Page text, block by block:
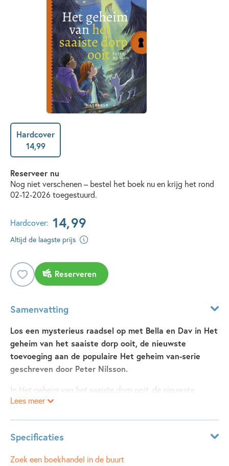
Hardcover
14,99
Reserveer nu
Nog niet verschenen – bestel het boek nu en krijg het rond
02-12-2026 toegestuurd.
Hardcover: 14,99
Altijd de laagste prijs
Reserveren
Samenvatting
Los een mysterieus raadsel op met Bella en Dav in Het
geheim van het saaiste dorp ooit, de nieuwste
toevoeging aan de populaire Het geheim van-serie
geschreven door Peter Nilsson.
In Het geheim van het saaiste dorp ooit , de nieuwste
toevoeging van Peter Nilsson aan de populaire Het geheim
Dav ontdekt ze nog veel meer vreemde dingen in het dorp:
een klok die altijd kwart over drie aangeeft, een jongen die
Lees meer
Specificaties
Leeftijdsindicatie: 8 - 10 jaar
Zoek een boekhandel in de buurt